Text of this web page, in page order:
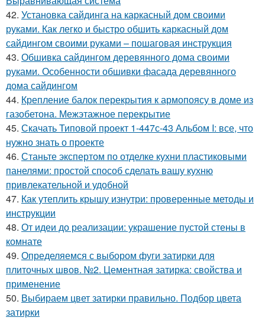
42. Установка сайдинга на каркасный дом своими
руками. Как легко и быстро обшить каркасный дом
сайдингом своими руками – пошаговая инструкция
43. Обшивка сайдингом деревянного дома своими
руками. Особенности обшивки фасада деревянного
дома сайдингом
44. Крепление балок перекрытия к армопоясу в доме из
газобетона. Межэтажное перекрытие
45. Скачать Типовой проект 1-447с-43 Альбом I: все, что
нужно знать о проекте
46. Станьте экспертом по отделке кухни пластиковыми
панелями: простой способ сделать вашу кухню
привлекательной и удобной
47. Как утеплить крышу изнутри: проверенные методы и
инструкции
48. От идеи до реализации: украшение пустой стены в
комнате
49. Определяемся с выбором фуги затирки для
плиточных швов. №2. Цементная затирка: свойства и
применение
50. Выбираем цвет затирки правильно. Подбор цвета
затирки